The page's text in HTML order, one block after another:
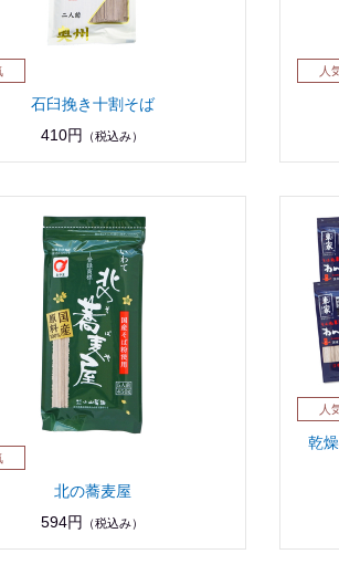
石臼挽き十割そば
410円
（税込み）
北の蕎麦屋
594円
（税込み）
乾